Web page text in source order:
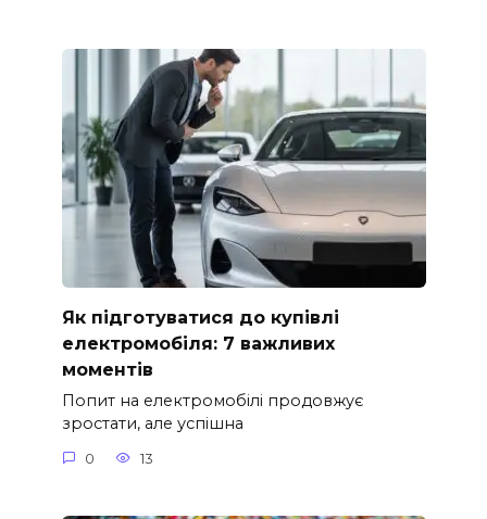
Як підготуватися до купівлі
електромобіля: 7 важливих
моментів
Попит на електромобілі продовжує
зростати, але успішна
0 13